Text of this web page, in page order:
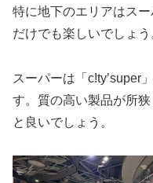
特に地下のエリアはス
だけでも楽しいでしょう
スーパーは「c!ty’super
す。質の高い製品が所
と良いでしょう。